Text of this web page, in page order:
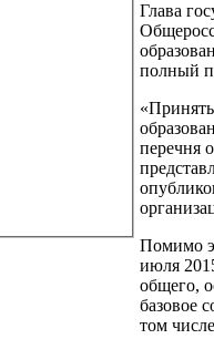
Глава
полный
перечня
Помимо
июля
общего,
базовое
том